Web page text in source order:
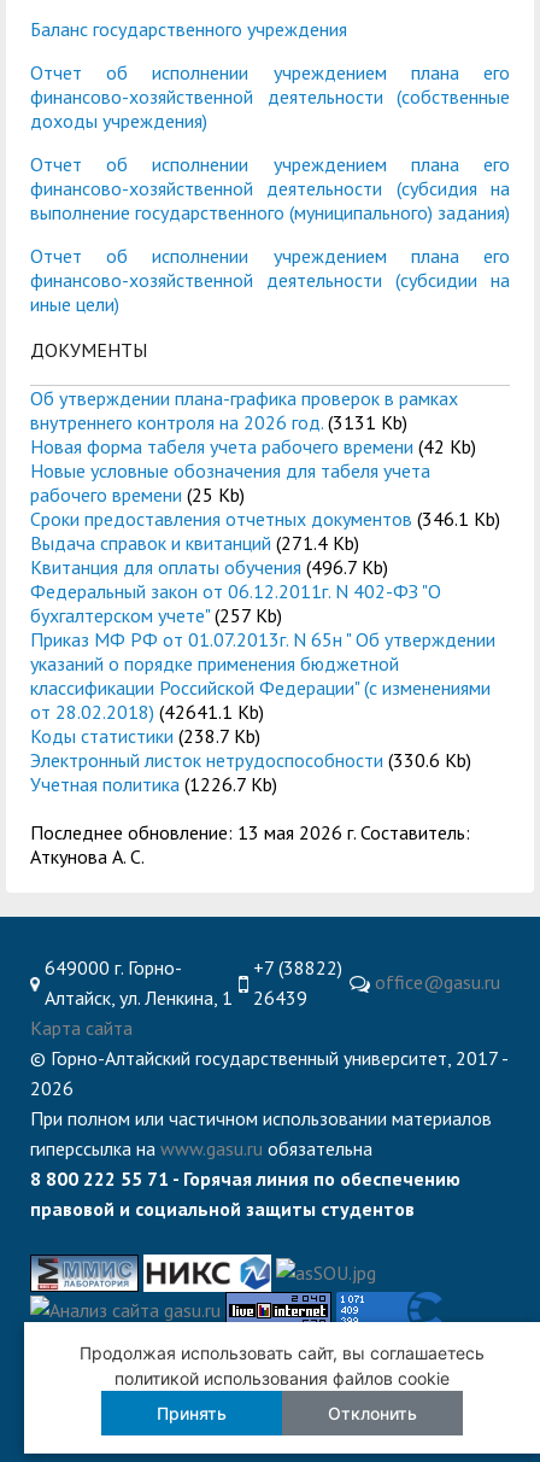
Баланс государственного учреждения
Отчет об исполнении учреждением плана его
финансово-хозяйственной деятельности (собственные
доходы учреждения)
Отчет об исполнении учреждением плана его
финансово-хозяйственной деятельности (субсидия на
выполнение государственного (муниципального) задания)
Отчет об исполнении учреждением плана его
финансово-хозяйственной деятельности (субсидии на
иные цели)
ДОКУМЕНТЫ
Об утверждении плана-графика проверок в рамках
внутреннего контроля на 2026 год. (3131 Kb)
Новая форма табеля учета рабочего времени (42 Kb)
Новые условные обозначения для табеля учета
рабочего времени (25 Kb)
Сроки предоставления отчетных документов (346.1 Kb)
Выдача справок и квитанций (271.4 Kb)
Квитанция для оплаты обучения (496.7 Kb)
Федеральный закон от 06.12.2011г. N 402-ФЗ "О
бухгалтерском учете" (257 Kb)
Приказ МФ РФ от 01.07.2013г. N 65н " Об утверждении
указаний о порядке применения бюджетной
классификации Российской Федерации" (с изменениями
от 28.02.2018) (42641.1 Kb)
Коды статистики (238.7 Kb)
Электронный листок нетрудоспособности (330.6 Kb)
Учетная политика (1226.7 Kb)
Последнее обновление: 13 мая 2026 г. Составитель:
Аткунова А. С.
649000 г. Горно-
Алтайск, ул. Ленкина, 1
+7 (38822)
26439
office@gasu.ru
Карта сайта
© Горно-Алтайский государственный университет, 2017 -
2026
При полном или частичном использовании материалов
гиперссылка на www.gasu.ru обязательна
8 800 222 55 71 - Горячая линия по обеспечению
правовой и социальной защиты студентов
Продолжая использовать сайт, вы соглашаетесь
политикой использования файлов cookie
Принять
Отклонить